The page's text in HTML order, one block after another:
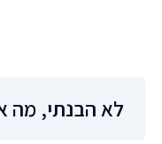
לא הבנתי, מה